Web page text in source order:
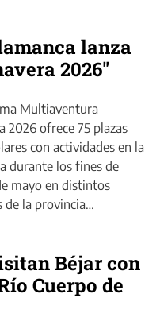
lanza
2026"
Multiaventura
2026 ofrece 75 plazas
con actividades en la
durante los fines de
mayo en distintos
de la provincia…
Béjar con
Cuerpo de